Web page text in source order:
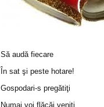
Să audă fiecare
În sat şi peste hotare!
Gospodari-s pregătiţi
Numai voi flăcăi veniţi